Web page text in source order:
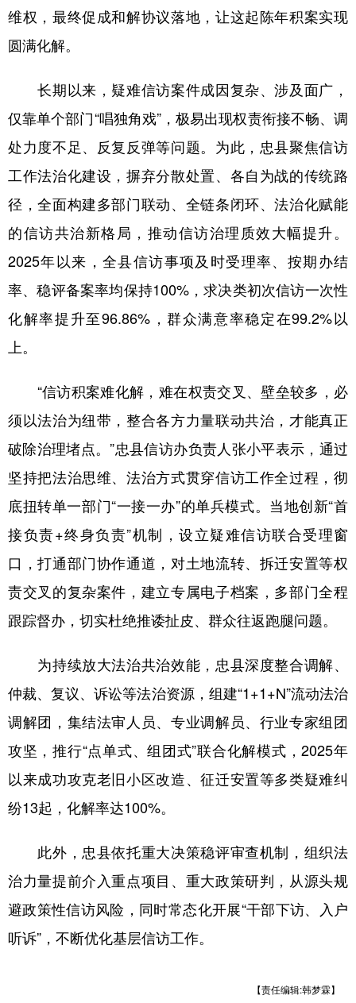
维权，最终促成和解协议落地，让这起陈年积案实现
圆满化解。
长期以来，疑难信访案件成因复杂、涉及面广，
仅靠单个部门“唱独角戏”，极易出现权责衔接不畅、调
处力度不足、反复反弹等问题。为此，忠县聚焦信访
工作法治化建设，摒弃分散处置、各自为战的传统路
径，全面构建多部门联动、全链条闭环、法治化赋能
的信访共治新格局，推动信访治理质效大幅提升。
2025年以来，全县信访事项及时受理率、按期办结
率、稳评备案率均保持100%，求决类初次信访一次性
化解率提升至96.86%，群众满意率稳定在99.2%以
上。
“信访积案难化解，难在权责交叉、壁垒较多，必
须以法治为纽带，整合各方力量联动共治，才能真正
破除治理堵点。”忠县信访办负责人张小平表示，通过
坚持把法治思维、法治方式贯穿信访工作全过程，彻
底扭转单一部门“一接一办”的单兵模式。当地创新“首
接负责+终身负责”机制，设立疑难信访联合受理窗
口，打通部门协作通道，对土地流转、拆迁安置等权
责交叉的复杂案件，建立专属电子档案，多部门全程
跟踪督办，切实杜绝推诿扯皮、群众往返跑腿问题。
为持续放大法治共治效能，忠县深度整合调解、
仲裁、复议、诉讼等法治资源，组建“1+1+N”流动法治
调解团，集结法审人员、专业调解员、行业专家组团
攻坚，推行“点单式、组团式”联合化解模式，2025年
以来成功攻克老旧小区改造、征迁安置等多类疑难纠
纷13起，化解率达100%。
此外，忠县依托重大决策稳评审查机制，组织法
治力量提前介入重点项目、重大政策研判，从源头规
避政策性信访风险，同时常态化开展“干部下访、入户
听诉”，不断优化基层信访工作。
【责任编辑:韩梦霖】